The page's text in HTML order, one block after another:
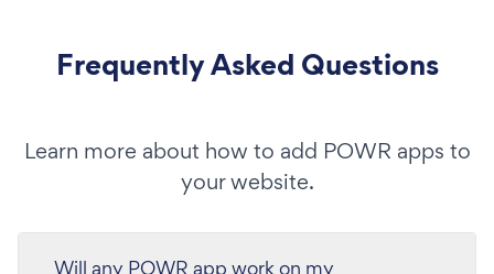
Frequently Asked Questions
Learn more about how to add POWR apps to
your website.
Will any POWR app work on my